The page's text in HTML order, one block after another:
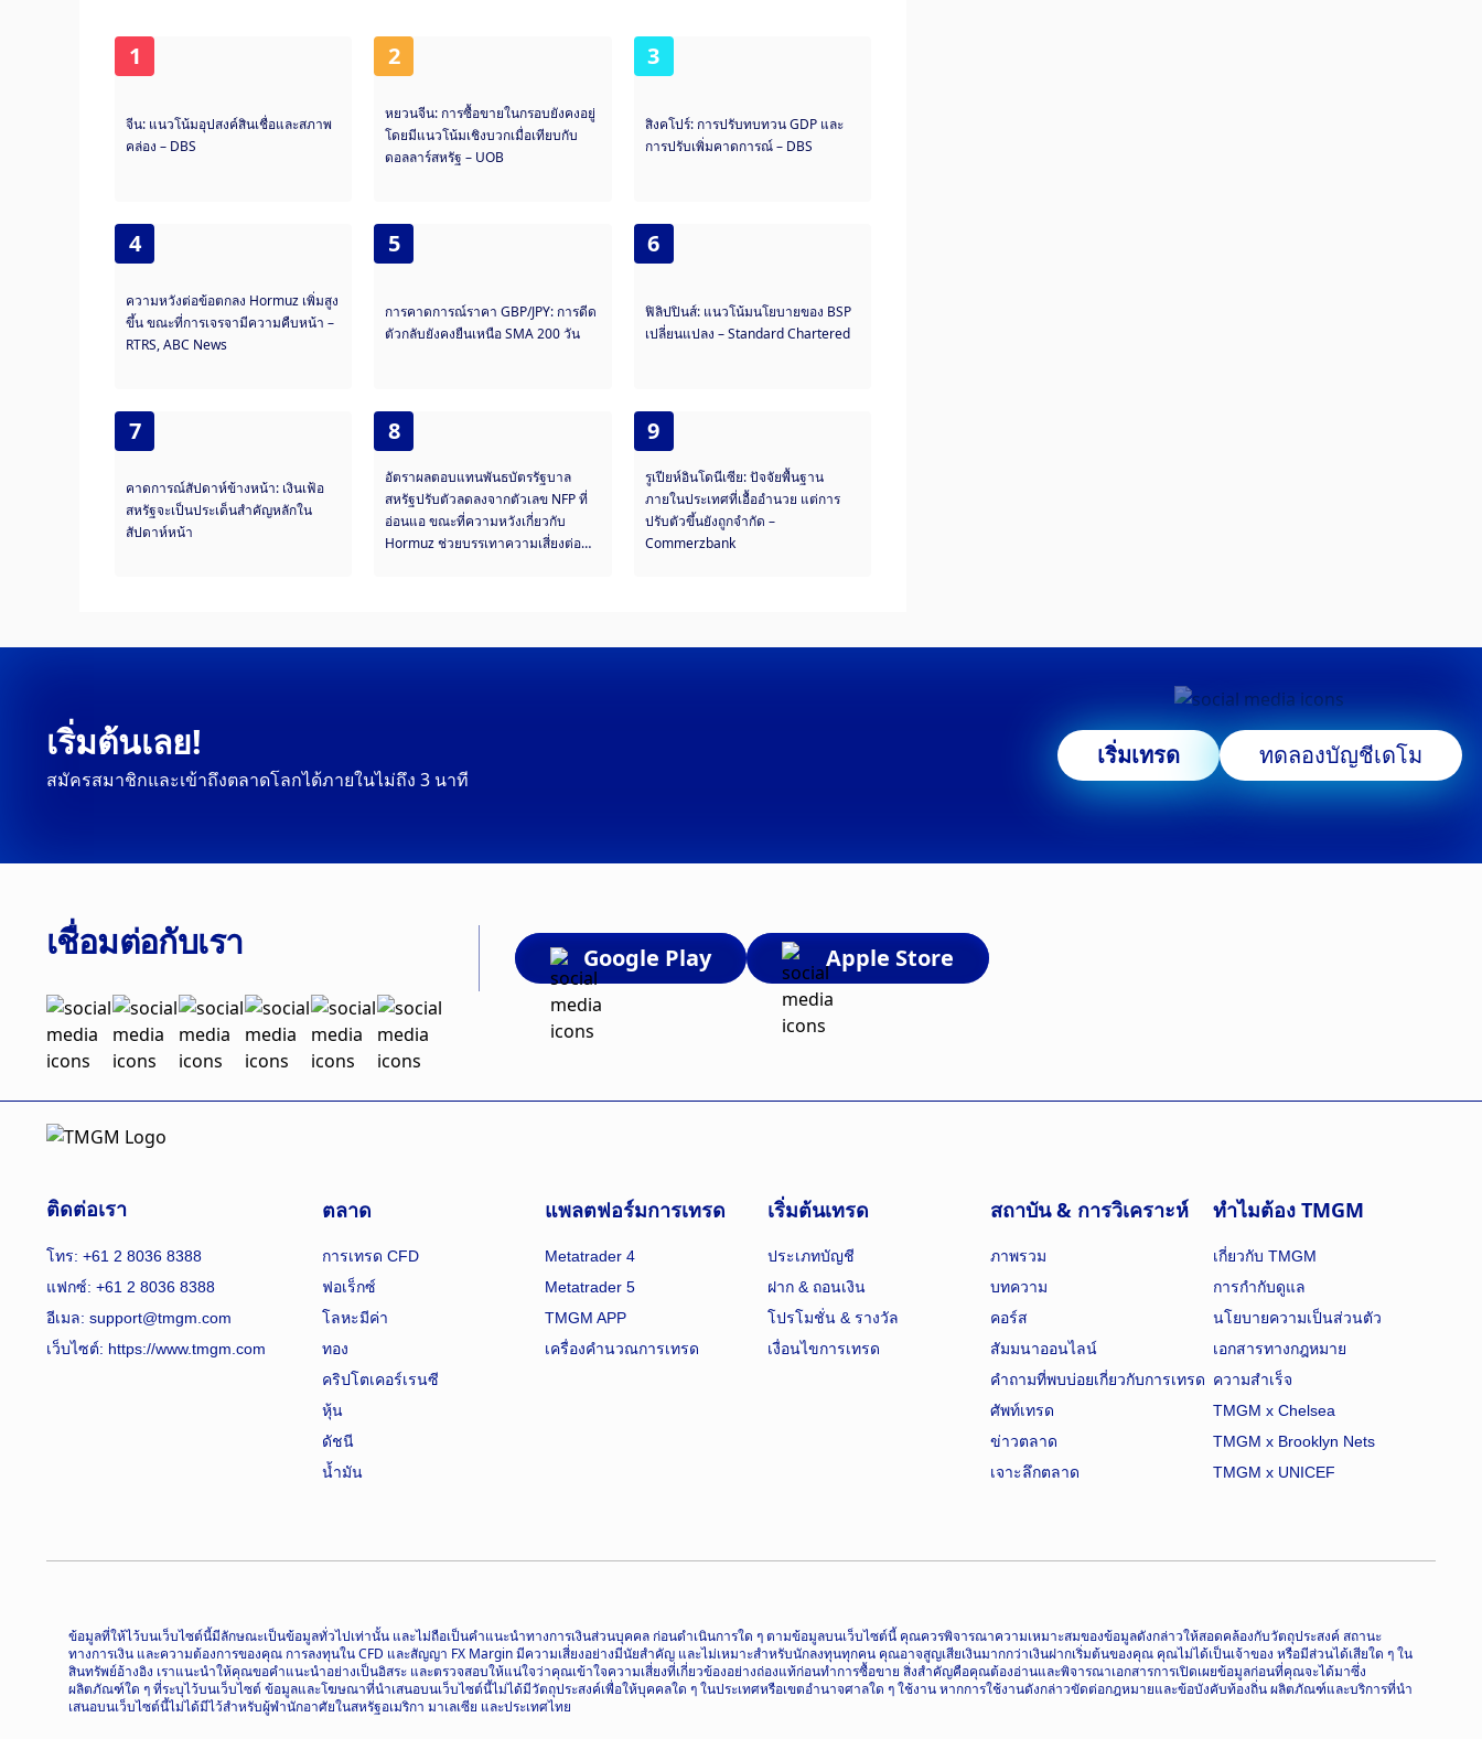
1
จีน: แนวโน้มอุปสงค์สินเชื่อและสภาพ
คล่อง – DBS
2
หยวนจีน: การซื้อขายในกรอบยังคงอยู่
โดยมีแนวโน้มเชิงบวกเมื่อเทียบกับ
ดอลลาร์สหรัฐ – UOB
3
สิงคโปร์: การปรับทบทวน GDP และ
การปรับเพิ่มคาดการณ์ – DBS
4
ความหวังต่อข้อตกลง Hormuz เพิ่มสูง
ขึ้น ขณะที่การเจรจามีความคืบหน้า –
RTRS, ABC News
5
การคาดการณ์ราคา GBP/JPY: การดีด
ตัวกลับยังคงยืนเหนือ SMA 200 วัน
6
ฟิลิปปินส์: แนวโน้มนโยบายของ BSP
เปลี่ยนแปลง – Standard Chartered
7
คาดการณ์สัปดาห์ข้างหน้า: เงินเฟ้อ
สหรัฐจะเป็นประเด็นสำคัญหลักใน
สัปดาห์หน้า
8
อัตราผลตอบแทนพันธบัตรรัฐบาล
สหรัฐปรับตัวลดลงจากตัวเลข NFP ที่
อ่อนแอ ขณะที่ความหวังเกี่ยวกับ
Hormuz ช่วยบรรเทาความเสี่ยงต่อ
9
รูเปียห์อินโดนีเซีย: ปัจจัยพื้นฐาน
ภายในประเทศที่เอื้ออำนวย แต่การ
ปรับตัวขึ้นยังถูกจำกัด –
Commerzbank
เริ่มต้นเลย!
สมัครสมาชิกและเข้าถึงตลาดโลกได้ภายในไม่ถึง 3 นาที
เริ่มเทรด ทดลองบัญชีเดโม
เชื่อมต่อกับเรา Google Play Apple Store
ติดต่อเรา
โทร: +61 2 8036 8388
แฟกซ์: +61 2 8036 8388
อีเมล: support@tmgm.com
เว็บไซต์: https://www.tmgm.com
ตลาด
การเทรด CFD
ฟอเร็กซ์
โลหะมีค่า
ทอง
คริปโตเคอร์เรนซี
หุ้น
ดัชนี
น้ำมัน
แพลตฟอร์มการเทรด
Metatrader 4
Metatrader 5
TMGM APP
เครื่องคำนวณการเทรด
เริ่มต้นเทรด
ประเภทบัญชี
ฝาก & ถอนเงิน
โปรโมชั่น & รางวัล
เงื่อนไขการเทรด
สถาบัน & การวิเคราะห์
ภาพรวม
บทความ
คอร์ส
สัมมนาออนไลน์
คำถามที่พบบ่อยเกี่ยวกับการเทรด
ศัพท์เทรด
ข่าวตลาด
เจาะลึกตลาด
ทำไมต้อง TMGM
เกี่ยวกับ TMGM
การกำกับดูแล
นโยบายความเป็นส่วนตัว
เอกสารทางกฎหมาย
ความสำเร็จ
TMGM x Chelsea
TMGM x Brooklyn Nets
TMGM x UNICEF
ข้อมูลที่ให้ไว้บนเว็บไซต์นี้มีลักษณะเป็นข้อมูลทั่วไปเท่านั้น และไม่ถือเป็นคำแนะนำทางการเงินส่วนบุคคล ก่อนดำเนินการใด ๆ ตามข้อมูลบนเว็บไซต์นี้ คุณควรพิจารณาความเหมาะสมของข้อมูลดังกล่าวให้สอดคล้องกับวัตถุประสงค์ สถานะ
ทางการเงิน และความต้องการของคุณ การลงทุนใน CFD และสัญญา FX Margin มีความเสี่ยงอย่างมีนัยสำคัญ และไม่เหมาะสำหรับนักลงทุนทุกคน คุณอาจสูญเสียเงินมากกว่าเงินฝากเริ่มต้นของคุณ คุณไม่ได้เป็นเจ้าของ หรือมีส่วนได้เสียใด ๆ ใน
สินทรัพย์อ้างอิง เราแนะนำให้คุณขอคำแนะนำอย่างเป็นอิสระ และตรวจสอบให้แน่ใจว่าคุณเข้าใจความเสี่ยงที่เกี่ยวข้องอย่างถ่องแท้ก่อนทำการซื้อขาย สิ่งสำคัญคือคุณต้องอ่านและพิจารณาเอกสารการเปิดเผยข้อมูลก่อนที่คุณจะได้มาซึ่ง
ผลิตภัณฑ์ใด ๆ ที่ระบุไว้บนเว็บไซต์ ข้อมูลและโฆษณาที่นำเสนอบนเว็บไซต์นี้ไม่ได้มีวัตถุประสงค์เพื่อให้บุคคลใด ๆ ในประเทศหรือเขตอำนาจศาลใด ๆ ใช้งาน หากการใช้งานดังกล่าวขัดต่อกฎหมายและข้อบังคับท้องถิ่น ผลิตภัณฑ์และบริการที่นำ
เสนอบนเว็บไซต์นี้ไม่ได้มีไว้สำหรับผู้พำนักอาศัยในสหรัฐอเมริกา มาเลเซีย และประเทศไทย